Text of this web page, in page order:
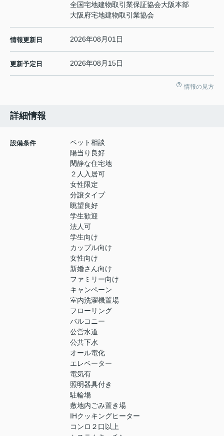
全国宅地建物取引業保証協会大阪本部
大阪府宅地建物取引業協会
情報更新日 2026年08月01日
更新予定日 2026年08月15日
情報の見方
詳細情報
設備条件
ペット相談
陽当り良好
閑静な住宅地
２人入居可
女性限定
分譲タイプ
眺望良好
学生歓迎
法人可
学生向け
カップル向け
女性向け
新婚さん向け
ファミリー向け
キャンペーン
室内洗濯機置場
フローリング
バルコニー
公営水道
公共下水
オール電化
エレベーター
電気有
照明器具付き
駐輪場
敷地内ごみ置き場
IHクッキングヒーター
コンロ２口以上